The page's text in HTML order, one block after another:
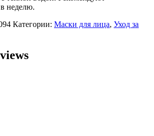
в неделю.
Категории: Маски для лица, Уход за